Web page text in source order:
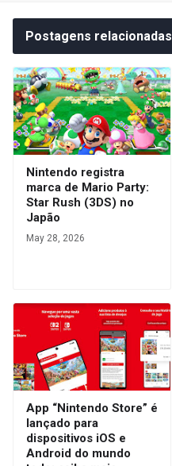
Postagens relacionadas
Nintendo registra
marca de Mario Party:
Star Rush (3DS) no
Japão
May 28, 2026
App “Nintendo Store” é
lançado para
dispositivos iOS e
Android do mundo